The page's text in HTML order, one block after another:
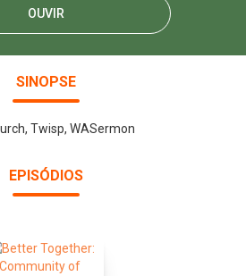
OUVIR
SINOPSE
Twisp, WASermon
EPISÓDIOS